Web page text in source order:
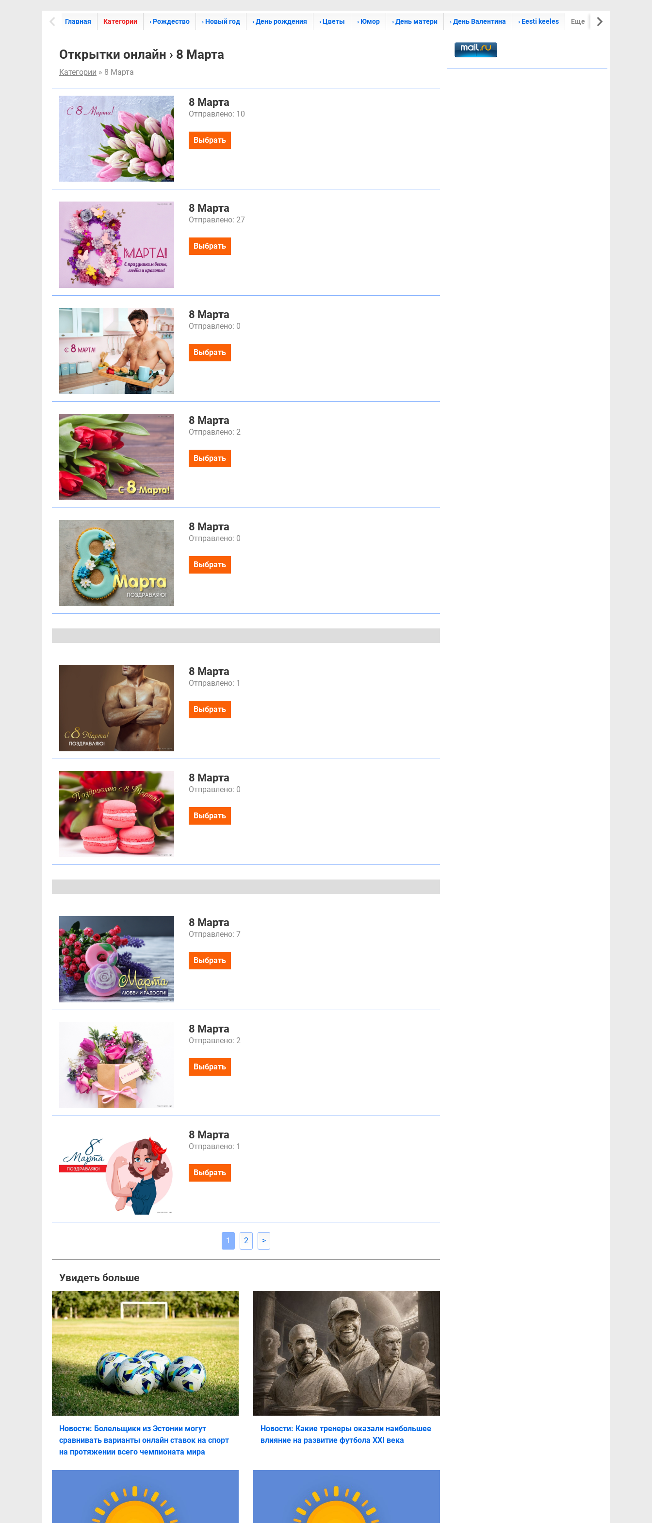
Главная Категории › Рождество › Новый год › День рождения › Цветы › Юмор › День матери › День Валентина › Eesti keeles Еще Стихи
Открытки онлайн › 8 Марта
Категории » 8 Марта
8 Марта
Отправлено: 10
Выбрать
8 Марта
Отправлено: 27
Выбрать
8 Марта
Отправлено: 0
Выбрать
8 Марта
Отправлено: 2
Выбрать
8 Марта
Отправлено: 0
Выбрать
8 Марта
Отправлено: 1
Выбрать
8 Марта
Отправлено: 0
Выбрать
8 Марта
Отправлено: 7
Выбрать
8 Марта
Отправлено: 2
Выбрать
8 Марта
Отправлено: 1
Выбрать
1 2 >
Увидеть больше
Новости: Болельщики из Эстонии могут
сравнивать варианты онлайн ставок на спорт
на протяжении всего чемпионата мира
Новости: Какие тренеры оказали наибольшее
влияние на развитие футбола XXI века